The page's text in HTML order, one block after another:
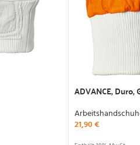
ADVANCE, Duro,
21,90€